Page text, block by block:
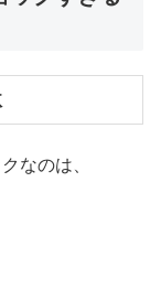
なのは、